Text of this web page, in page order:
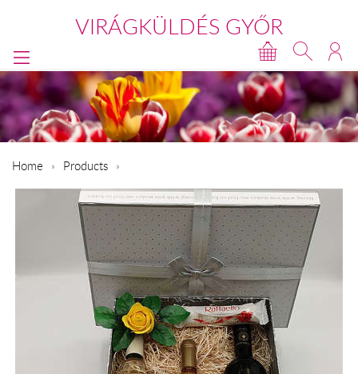
VIRÁGKÜLDÉS GYŐR
Home Products